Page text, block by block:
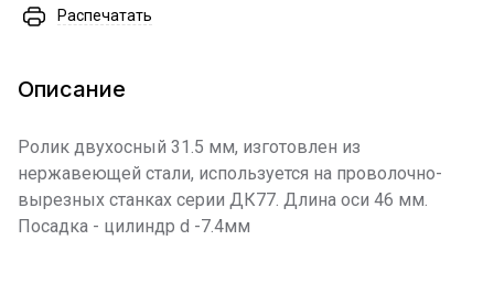
Распечатать
Описание
Ролик двухосный 31.5 мм, изготовлен из
нержавеющей стали, используется на проволочно-
вырезных станках серии ДК77. Длина оси 46 мм.
Посадка - цилиндр d -7.4мм